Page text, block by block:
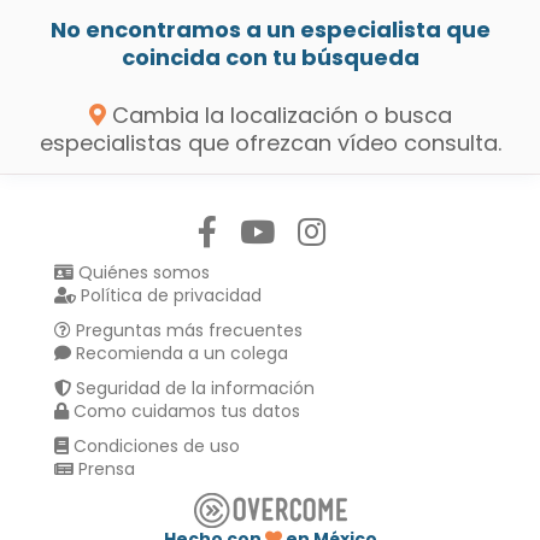
No encontramos a un especialista que
coincida con tu búsqueda
Cambia la localización o busca
especialistas que ofrezcan vídeo consulta.
Quiénes somos
Política de privacidad
Preguntas más frecuentes
Recomienda a un colega
Seguridad de la información
Como cuidamos tus datos
Condiciones de uso
Prensa